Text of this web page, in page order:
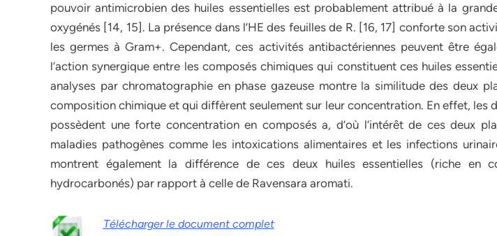
pouvoir antimicrobien des huiles essentielles est probablement attribué à la
oxygénés [14, 15]. La présence dans l’HE des feuilles de R. [16, 17] conforte son
les germes à Gram+. Cependant, ces activités antibactériennes peuvent être
l’action synergique entre les composés chimiques qui constituent ces huiles
analyses par chromatographie en phase gazeuse montre la similitude des deux
composition chimique et qui diffèrent seulement sur leur concentration. En effet, les
possèdent une forte concentration en composés a, d’où l’intérêt de ces deux
maladies pathogènes comme les intoxications alimentaires et les infections
montrent également la différence de ces deux huiles essentielles (riche en
hydrocarbonés) par rapport à celle de Ravensara aromati.
Télécharger le document complet